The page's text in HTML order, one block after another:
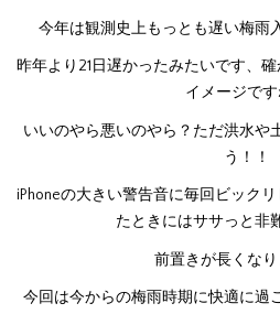
今年は観測史上もっとも遅い梅雨
昨年より21日遅かったみたいです、
イメージです
いいのやら悪いのやら？ただ洪水や
う！！
iPhoneの大きい警告音に毎回ビック
たときにはササっと非
前置きが長くなり
今回は今からの梅雨時期に快適に過